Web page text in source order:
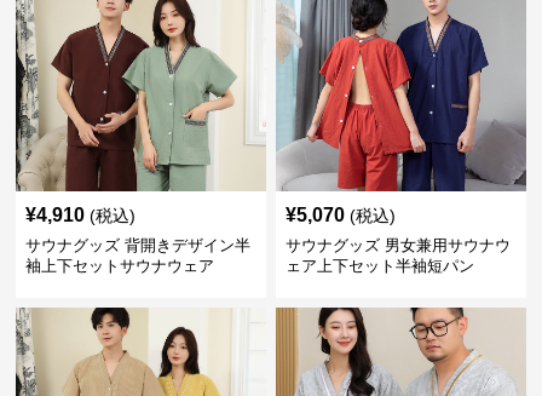
¥4,910 (税込)
サウナグッズ 背開きデザイン半
袖上下セットサウナウェア
¥5,070 (税込)
サウナグッズ 男女兼用サウナウ
ェア上下セット半袖短パン